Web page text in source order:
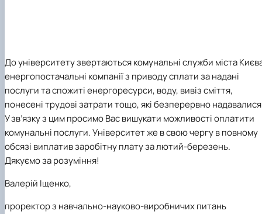
До університету звертаються комунальні служби міста
енергопостачальні компанії з приводу сплати за надані
послуги та спожиті енергоресурси, воду, вивіз сміття,
понесені трудові затрати тощо, які безперервно
У зв’язку з цим просимо Вас вишукати можливості оплатити
комунальні послуги. Університет же в свою чергу в повному
обсязі виплатив заробітну плату за лютий-березень.
Дякуємо за розуміння!
Валерій Іщенко,
проректор з навчально-науково-виробничих питань